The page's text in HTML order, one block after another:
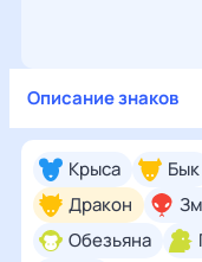
Описание знаков
Крыса Бык
Дракон
Обезьяна